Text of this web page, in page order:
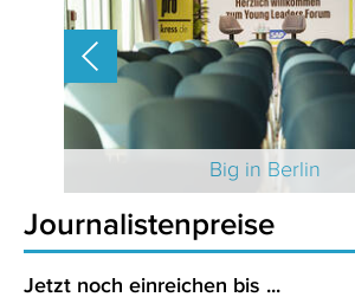
Big in Berlin
Journalistenpreise
Jetzt noch einreichen bis ...